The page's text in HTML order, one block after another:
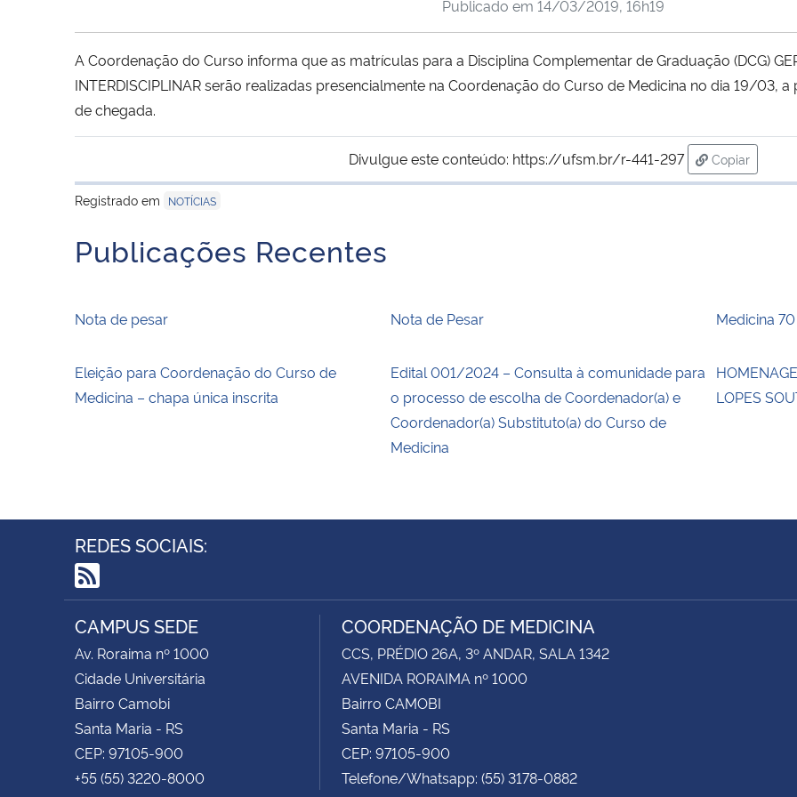
Publicado em 14/03/2019, 16h19
A Coordenação do Curso informa que as matrículas para a Disciplina Complementar de Graduação (DCG)
INTERDISCIPLINAR serão realizadas presencialmente na Coordenação do Curso de Medicina no dia 19/03,
de chegada.
Divulgue este conteúdo: https://ufsm.br/r-441-297
Copiar
para área
Registrado em
NOTÍCIAS
Publicações Recentes
Nota de pesar Nota de Pesar Medicina
Eleição para Coordenação do Curso de
Medicina – chapa única inscrita
Edital 001/2024 – Consulta à comunidade para
o processo de escolha de Coordenador(a) e
Coordenador(a) Substituto(a) do Curso de
Medicina
LOPES
REDES SOCIAIS:
RSS
CAMPUS SEDE
Av. Roraima nº 1000
Cidade Universitária
Bairro Camobi
Santa Maria - RS
CEP: 97105-900
+55 (55) 3220-8000
COORDENAÇÃO DE MEDICINA
CCS, PRÉDIO 26A, 3º ANDAR, SALA 1342
AVENIDA RORAIMA nº 1000
Bairro CAMOBI
Santa Maria - RS
CEP: 97105-900
Telefone/Whatsapp: (55) 3178-0882